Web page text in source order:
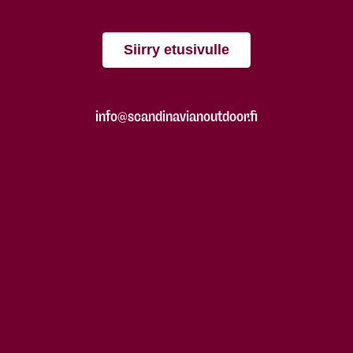
Siirry etusivulle
info@scandinavianoutdoor.fi